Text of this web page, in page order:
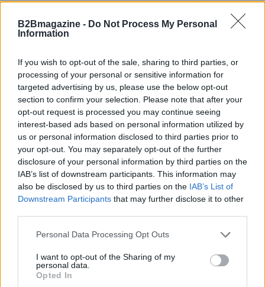
B2Bmagazine - Do Not Process My Personal
Information
If you wish to opt-out of the sale, sharing to third parties, or
processing of your personal or sensitive information for
targeted advertising by us, please use the below opt-out
section to confirm your selection. Please note that after your
opt-out request is processed you may continue seeing
interest-based ads based on personal information utilized by
us or personal information disclosed to third parties prior to
your opt-out. You may separately opt-out of the further
disclosure of your personal information by third parties on the
IAB’s list of downstream participants. This information may
also be disclosed by us to third parties on the IAB’s List of
Downstream Participants that may further disclose it to other
Please note that this website/app uses one or more Google
not limited to your visit or usage behaviour. You may click to
grant or deny consent to Google and its third-party tags to
use your data for below specified purposes in below Google
Personal Data Processing Opt Outs
I want to opt-out of the Sharing of my
personal data.
Opted In
servizi digitali e favorire l’innovazione. L’Italia si sta
intraprendere una crescita digitale sostenibile e
inclusiva.
AUTORE
AiAdhubMedia